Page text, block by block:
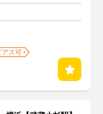
アス可